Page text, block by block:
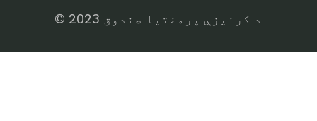
د کرنیزې پرمختیا صندوق 2023 ©